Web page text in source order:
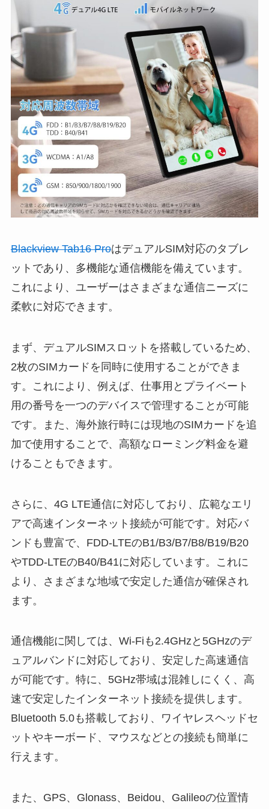
Blackview Tab16 ProはデュアルSIM対応のタブレ
ットであり、多機能な通信機能を備えています。
これにより、ユーザーはさまざまな通信ニーズに
柔軟に対応できます。
まず、デュアルSIMスロットを搭載しているため、
2枚のSIMカードを同時に使用することができま
す。これにより、例えば、仕事用とプライベート
用の番号を一つのデバイスで管理することが可能
です。また、海外旅行時には現地のSIMカードを追
加で使用することで、高額なローミング料金を避
けることもできます。
さらに、4G LTE通信に対応しており、広範なエリ
アで高速インターネット接続が可能です。対応バ
ンドも豊富で、FDD-LTEのB1/B3/B7/B8/B19/B20
やTDD-LTEのB40/B41に対応しています。これに
より、さまざまな地域で安定した通信が確保され
ます。
通信機能に関しては、Wi-Fiも2.4GHzと5GHzのデ
ュアルバンドに対応しており、安定した高速通信
が可能です。特に、5GHz帯域は混雑しにくく、高
速で安定したインターネット接続を提供します。
Bluetooth 5.0も搭載しており、ワイヤレスヘッドセ
ットやキーボード、マウスなどとの接続も簡単に
行えます。
また、GPS、Glonass、Beidou、Galileoの位置情